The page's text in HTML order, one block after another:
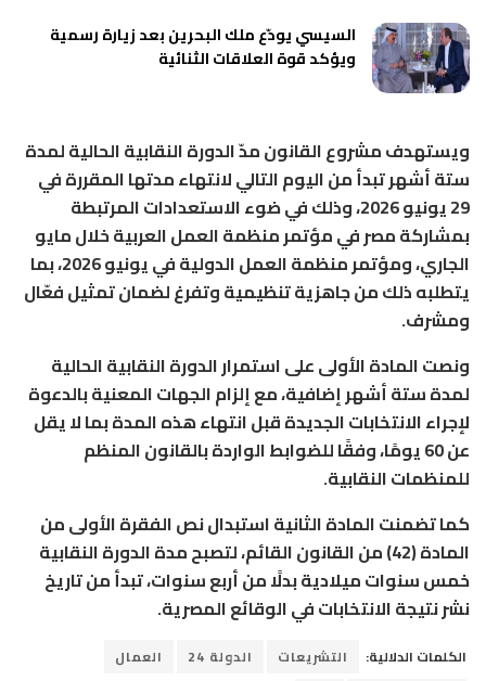
السيسي يودّع ملك البحرين بعد زيارة رسمية
ويؤكد قوة العلاقات الثنائية
ويستهدف مشروع القانون مدّ الدورة النقابية الحالية لمدة
ستة أشهر تبدأ من اليوم التالي لانتهاء مدتها المقررة في
29 يونيو 2026، وذلك في ضوء الاستعدادات المرتبطة
بمشاركة مصر في مؤتمر منظمة العمل العربية خلال مايو
الجاري، ومؤتمر منظمة العمل الدولية في يونيو 2026، بما
يتطلبه ذلك من جاهزية تنظيمية وتفرغ لضمان تمثيل فعّال
ومشرف.
ونصت المادة الأولى على استمرار الدورة النقابية الحالية
لمدة ستة أشهر إضافية، مع إلزام الجهات المعنية بالدعوة
لإجراء الانتخابات الجديدة قبل انتهاء هذه المدة بما لا يقل
عن 60 يومًا، وفقًا للضوابط الواردة بالقانون المنظم
للمنظمات النقابية.
كما تضمنت المادة الثانية استبدال نص الفقرة الأولى من
المادة (42) من القانون القائم، لتصبح مدة الدورة النقابية
خمس سنوات ميلادية بدلًا من أربع سنوات، تبدأ من تاريخ
نشر نتيجة الانتخابات في الوقائع المصرية.
الكلمات الدلالية: التشريعات الدولة 24
العمال